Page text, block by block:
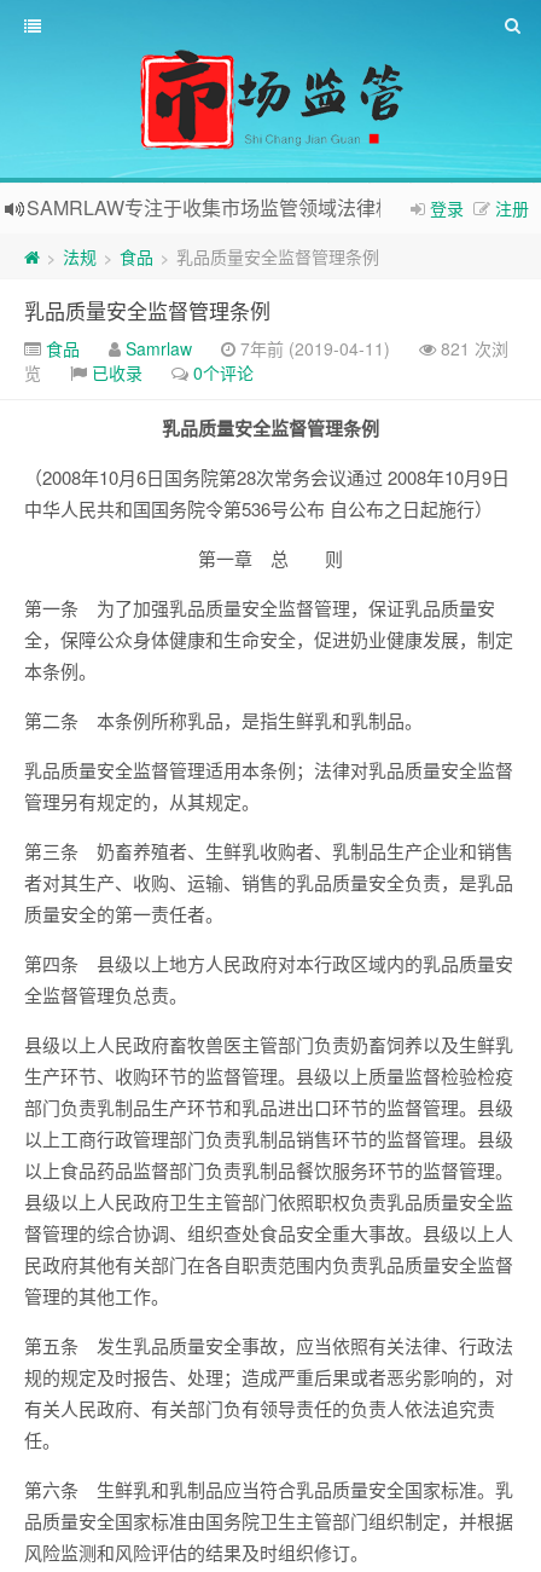
登录 注册
SAMRLAW专注于收集市场监管领域法律相关内容
> 法规 > 食品 > 乳品质量安全监督管理条例
乳品质量安全监督管理条例
食品 Samrlaw 7年前 (2019-04-11)
821 次浏
览
已收录 0个评论
乳品质量安全监督管理条例
（2008年10月6日国务院第28次常务会议通过 2008年10月9日
中华人民共和国国务院令第536号公布 自公布之日起施行）
第一章 总 则
第一条 为了加强乳品质量安全监督管理，保证乳品质量安
全，保障公众身体健康和生命安全，促进奶业健康发展，制定
本条例。
第二条 本条例所称乳品，是指生鲜乳和乳制品。
乳品质量安全监督管理适用本条例；法律对乳品质量安全监督
管理另有规定的，从其规定。
第三条 奶畜养殖者、生鲜乳收购者、乳制品生产企业和销售
者对其生产、收购、运输、销售的乳品质量安全负责，是乳品
质量安全的第一责任者。
第四条 县级以上地方人民政府对本行政区域内的乳品质量安
全监督管理负总责。
县级以上人民政府畜牧兽医主管部门负责奶畜饲养以及生鲜乳
生产环节、收购环节的监督管理。县级以上质量监督检验检疫
部门负责乳制品生产环节和乳品进出口环节的监督管理。县级
以上工商行政管理部门负责乳制品销售环节的监督管理。县级
以上食品药品监督部门负责乳制品餐饮服务环节的监督管理。
县级以上人民政府卫生主管部门依照职权负责乳品质量安全监
督管理的综合协调、组织查处食品安全重大事故。县级以上人
民政府其他有关部门在各自职责范围内负责乳品质量安全监督
管理的其他工作。
第五条 发生乳品质量安全事故，应当依照有关法律、行政法
规的规定及时报告、处理；造成严重后果或者恶劣影响的，对
有关人民政府、有关部门负有领导责任的负责人依法追究责
任。
第六条 生鲜乳和乳制品应当符合乳品质量安全国家标准。乳
品质量安全国家标准由国务院卫生主管部门组织制定，并根据
风险监测和风险评估的结果及时组织修订。